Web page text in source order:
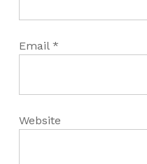
Email *
Website